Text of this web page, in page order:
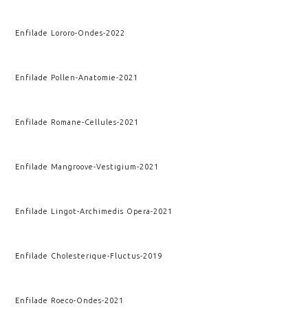
Enfilade Lororo-Ondes-2022
Enfilade Pollen-Anatomie-2021
Enfilade Romane-Cellules-2021
Enfilade Mangroove-Vestigium-2021
Enfilade Lingot-Archimedis Opera-2021
Enfilade Cholesterique-Fluctus-2019
Enfilade Roeco-Ondes-2021